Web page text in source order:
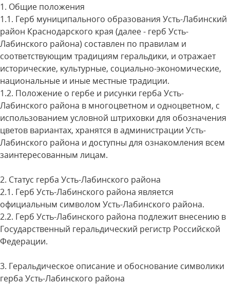
1. Общие положения
1.1. Герб муниципального образования Усть-Лабинский
район Краснодарского края (далее - герб Усть-
Лабинского района) составлен по правилам и
соответствующим традициям геральдики, и отражает
исторические, культурные, социально-экономические,
национальные и иные местные традиции.
1.2. Положение о гербе и рисунки герба Усть-
Лабинского района в многоцветном и одноцветном, с
использованием условной штриховки для обозначения
цветов вариантах, хранятся в администрации Усть-
Лабинского района и доступны для ознакомления всем
заинтересованным лицам.
2. Статус герба Усть-Лабинского района
2.1. Герб Усть-Лабинского района является
официальным символом Усть-Лабинского района.
2.2. Герб Усть-Лабинского района подлежит внесению в
Государственный геральдический регистр Российской
Федерации.
3. Геральдическое описание и обоснование символики
герба Усть-Лабинского района